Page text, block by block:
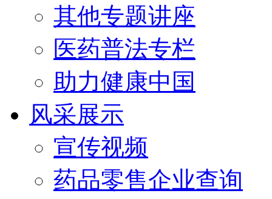
其他专题讲座
医药普法专栏
助力健康中国
风采展示
宣传视频
药品零售企业查询